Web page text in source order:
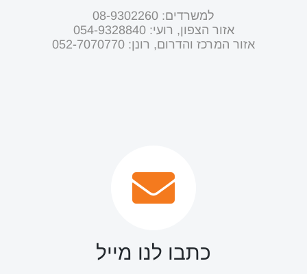
למשרדים: 08-9302260
אזור הצפון, רועי: ‭054-9328840‬
אזור המרכז והדרום, רונן: ‭052-7070770
כתבו לנו מייל